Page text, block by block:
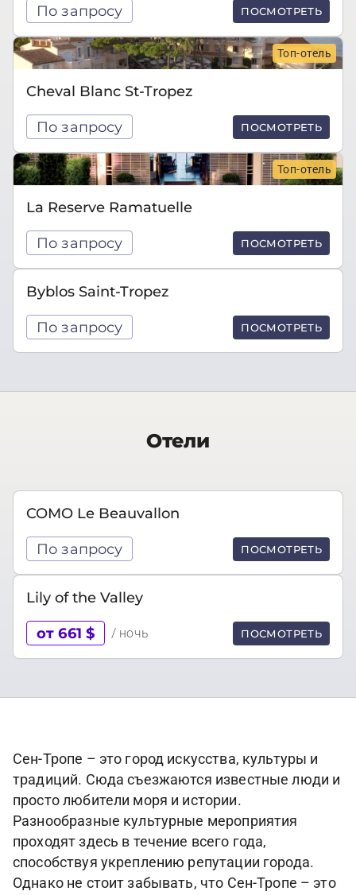
По запросу ПОСМОТРЕТЬ
Топ-отель
Cheval Blanc St-Tropez
По запросу ПОСМОТРЕТЬ
Топ-отель
La Reserve Ramatuelle
По запросу ПОСМОТРЕТЬ
Byblos Saint-Tropez
По запросу ПОСМОТРЕТЬ
Отели
COMO Le Beauvallon
По запросу ПОСМОТРЕТЬ
Lily of the Valley
от 661 $ / ночь ПОСМОТРЕТЬ
Сен-Тропе – это город искусства, культуры и
традиций. Сюда съезжаются известные люди и
просто любители моря и истории.
Разнообразные культурные мероприятия
проходят здесь в течение всего года,
способствуя укреплению репутации города.
Однако не стоит забывать, что Сен-Тропе – это